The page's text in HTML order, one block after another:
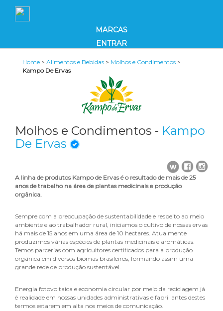
MARCAS
ENTRAR
Home > Alimentos e Bebidas > Molhos e Condimentos >
Kampo De Ervas
Molhos e Condimentos - Kampo
De Ervas
A linha de produtos Kampo de Ervas é o resultado de mais de 25
anos de trabalho na área de plantas medicinais e produção
orgânica.
Sempre com a preocupação de sustentabilidade e respeito ao meio
ambiente e ao trabalhador rural, iniciamos o cultivo de nossas ervas
há mais de 15 anos em uma área de 10 hectares. Atualmente
produzimos várias espécies de plantas medicinais e aromáticas.
Temos parcerias com agricultores certificados para a produção
orgânica em diversos biomas brasileiros, formando assim uma
grande rede de produção sustentável.
Energia fotovoltaica e economia circular por meio da reciclagem já
é realidade em nossas unidades administrativas e fabril antes destes
termos estarem em alta nos meios de comunicação.